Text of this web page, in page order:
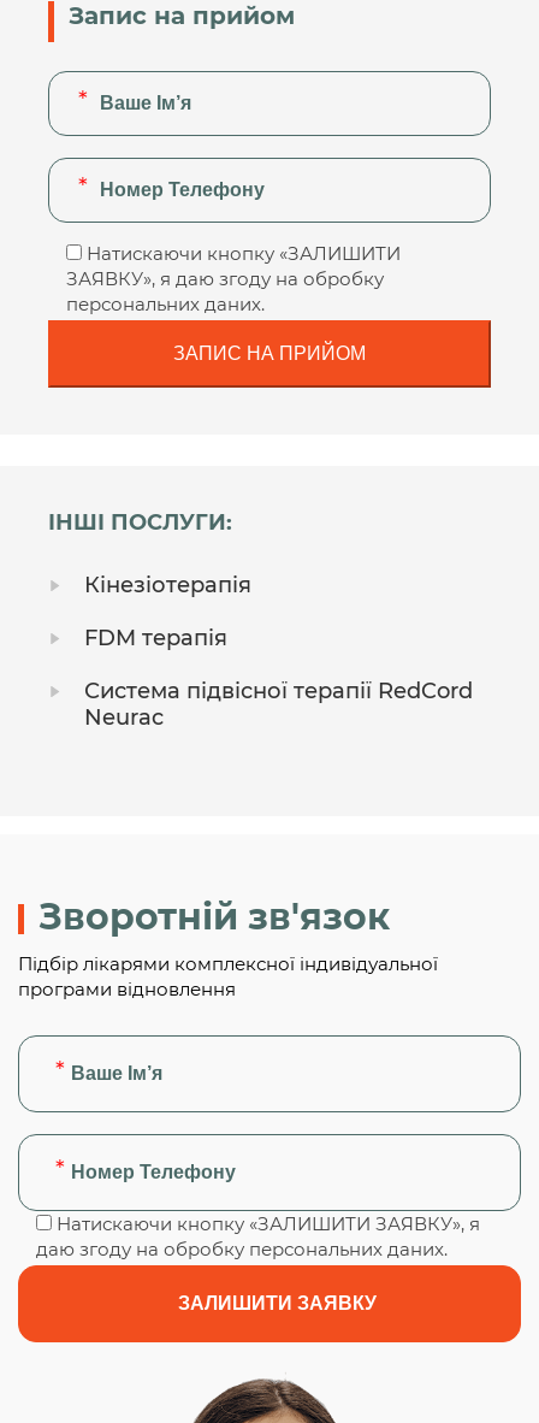
Запис на прийом
Натискаючи кнопку «ЗАЛИШИТИ
ЗАЯВКУ», я даю згоду на обробку
персональних даних.
ІНШІ ПОСЛУГИ:
Кінезіотерапія
FDM терапія
Система підвісної терапії RedCord
Neurac
Зворотній зв'язок
Підбір лікарями комплексної індивідуальної
програми відновлення
Натискаючи кнопку «ЗАЛИШИТИ ЗАЯВКУ», я
даю згоду на обробку персональних даних.